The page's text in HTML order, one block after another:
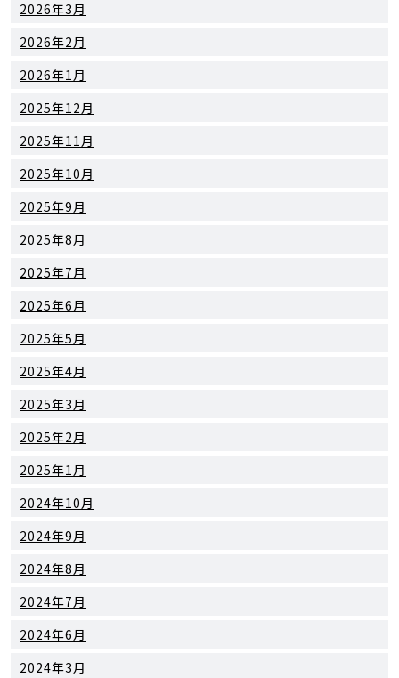
2026年3月
2026年2月
2026年1月
2025年12月
2025年11月
2025年10月
2025年9月
2025年8月
2025年7月
2025年6月
2025年5月
2025年4月
2025年3月
2025年2月
2025年1月
2024年10月
2024年9月
2024年8月
2024年7月
2024年6月
2024年3月